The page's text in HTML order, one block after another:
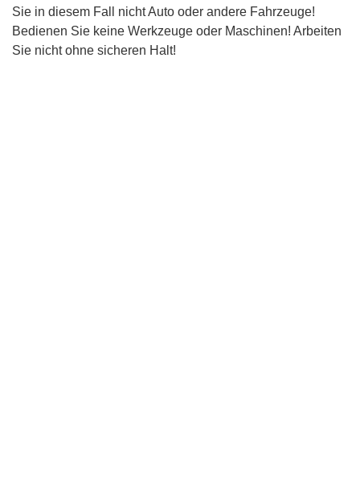
Sie in diesem Fall nicht Auto oder andere Fahrzeuge!
Bedienen Sie keine Werkzeuge oder Maschinen! Arbeiten
Sie nicht ohne sicheren Halt!